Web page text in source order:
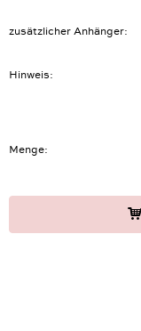
zusätzlicher Anhänger
Hinweis
Menge: